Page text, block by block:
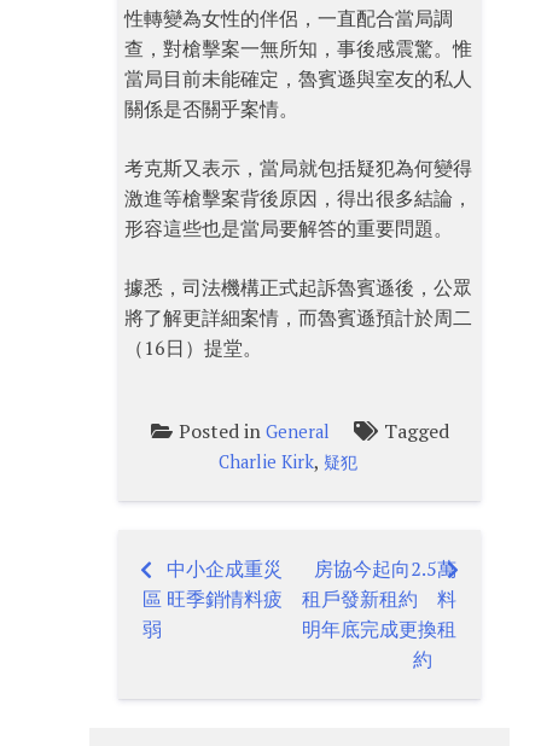
性轉變為女性的伴侶，一直配合當局調
查，對槍擊案一無所知，事後感震驚。惟
當局目前未能確定，魯賓遜與室友的私人
關係是否關乎案情。
考克斯又表示，當局就包括疑犯為何變得
激進等槍擊案背後原因，得出很多結論，
形容這些也是當局要解答的重要問題。
據悉，司法機構正式起訴魯賓遜後，公眾
將了解更詳細案情，而魯賓遜預計於周二
（16日）提堂。
Posted in General Tagged
Charlie Kirk, 疑犯
Post
navigation
中小企成重災
區 旺季銷情料疲
弱
房協今起向2.5萬
租戶發新租約 料
明年底完成更換租
約